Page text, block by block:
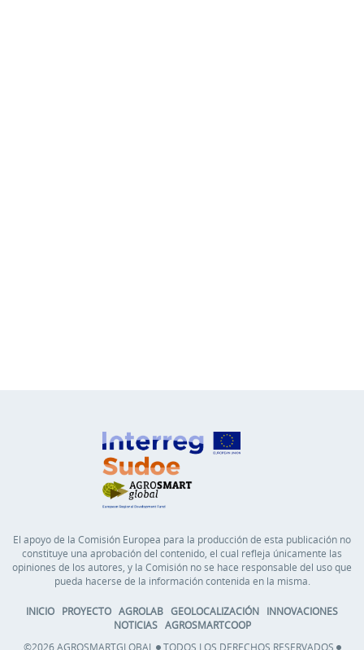
El apoyo de la Comisión Europea para la producción de esta publicación no
constituye una aprobación del contenido, el cual refleja únicamente las
opiniones de los autores, y la Comisión no se hace responsable del uso que
pueda hacerse de la información contenida en la misma.
INICIO PROYECTO AGROLAB GEOLOCALIZACIÓN
INNOVACIONES
NOTICIAS AGROSMARTCOOP
©2026 AGROSMARTGLOBAL
TODOS LOS DERECHOS RESERVADOS